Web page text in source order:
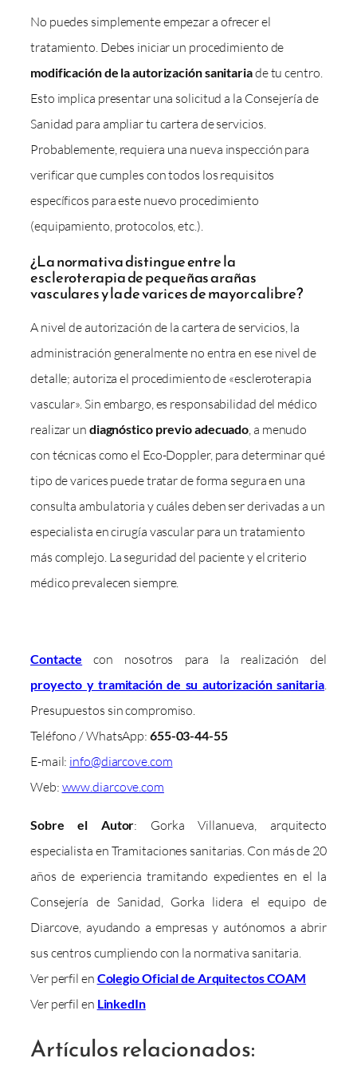
No puedes simplemente empezar a ofrecer el
tratamiento. Debes iniciar un procedimiento de
modificación de la autorización sanitariade tu centro.
Esto implica presentar una solicitud a la Consejería de
Sanidad para ampliar tu cartera de servicios.
Probablemente, requiera una nueva inspección para
verificar que cumples con todos los requisitos
específicos para este nuevo procedimiento
(equipamiento, protocolos, etc.).
¿La normativa distingue entre la
escleroterapia de pequeñas arañas
vasculares y la de varices de mayor calibre?
A nivel de autorización de la cartera de servicios, la
administración generalmente no entra en ese nivel de
detalle; autoriza el procedimiento de «escleroterapia
vascular». Sin embargo, es responsabilidad del médico
realizar un diagnóstico previo adecuado , a menudo
con técnicas como el Eco-Doppler, para determinar qué
tipo de varices puede tratar de forma segura en una
consulta ambulatoria y cuáles deben ser derivadas a un
especialista en cirugía vascular para un tratamiento
más complejo. La seguridad del paciente y el criterio
médico prevalecen siempre.
Contacte con nosotros para la realización del
proyecto y tramitación de su autorización sanitaria
Presupuestos sin compromiso.
Teléfono / WhatsApp: 655-03-44-55
E-mail: info@diarcove.com
Web: www.diarcove.com
Sobre el Autor: Gorka Villanueva, arquitecto
especialista en Tramitaciones sanitarias. Con más de 20
años de experiencia tramitando expedientes en el la
Consejería de Sanidad, Gorka lidera el equipo de
Diarcove, ayudando a empresas y autónomos a abrir
sus centros cumpliendo con la normativa sanitaria.
Ver perfil en Colegio Oficial de Arquitectos COAM
Ver perfil en LinkedIn
Artículos relacionados: